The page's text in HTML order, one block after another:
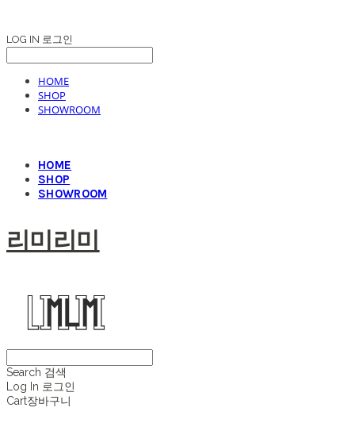
LOG IN 로그인
HOME
SHOP
SHOWROOM
HOME
SHOP
SHOWROOM
리미리미
Search 검색
Log In 로그인
Cart장바구니